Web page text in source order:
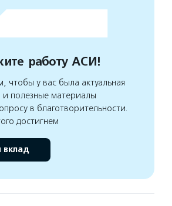
работу АСИ!
чтобы у вас была актуальная
полезные материалы
в благотворительности.
достигнем
вклад